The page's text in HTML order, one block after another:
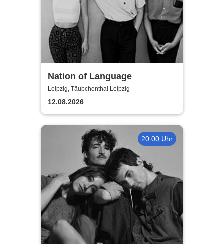
Nation of Language
Leipzig, Täubchenthal Leipzig
12.08.2026
20:00 Uhr